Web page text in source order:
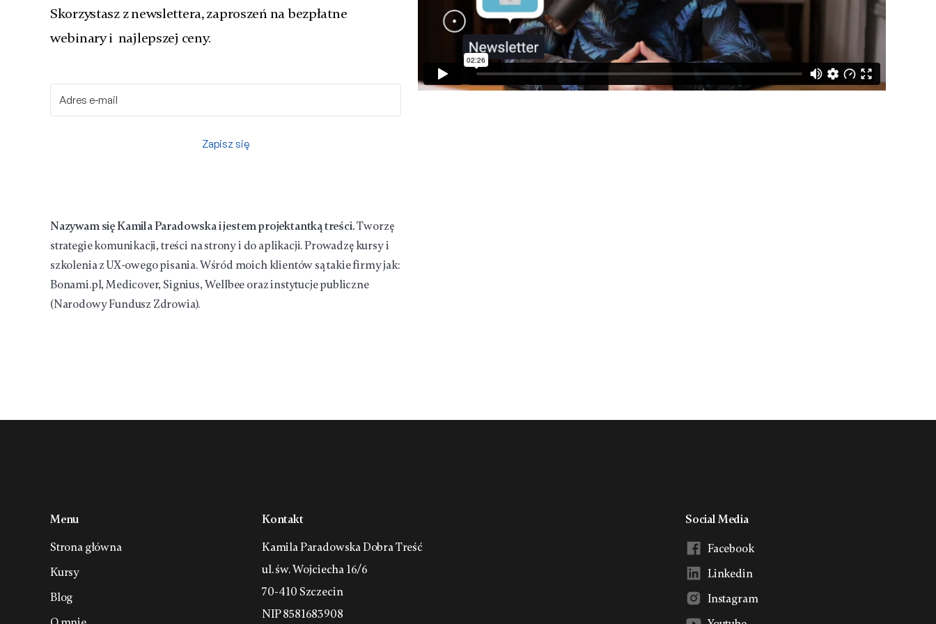
Skorzystasz z newslettera, zaproszeń na bezpłatne
webinary i najlepszej ceny.
Zapisz się
Nazywam się Kamila Paradowska i jestem projektantką treści.Tworzę
strategie komunikacji, treści na strony i do aplikacji. Prowadzę kursy i
szkolenia z UX-owego pisania. Wśród moich klientów są takie firmy jak:
Bonami.pl, Medicover, Signius, Wellbee oraz instytucje publiczne
(Narodowy Fundusz Zdrowia).
Menu
Strona główna
Kursy
Blog
Kontakt
Kamila Paradowska Dobra Treść
ul. św. Wojciecha 16/6
70-410 Szczecin
NIP 8581683908
Social Media
Facebook
Linkedin
Instagram